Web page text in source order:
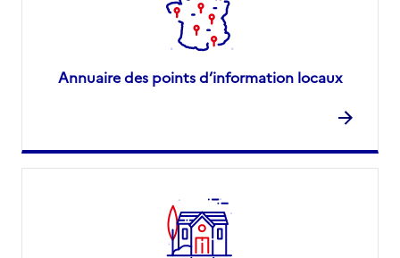
Annuaire des points d’information locaux